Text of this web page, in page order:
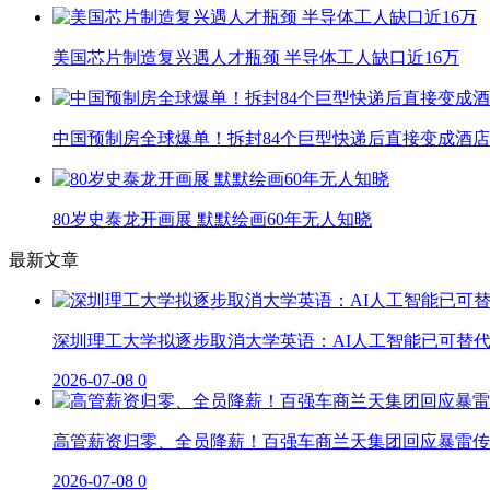
美国芯片制造复兴遇人才瓶颈 半导体工人缺口近16万
中国预制房全球爆单！拆封84个巨型快递后直接变成酒店
80岁史泰龙开画展 默默绘画60年无人知晓
最新文章
深圳理工大学拟逐步取消大学英语：AI人工智能已可替代
2026-07-08 0
高管薪资归零、全员降薪！百强车商兰天集团回应暴雷
2026-07-08 0